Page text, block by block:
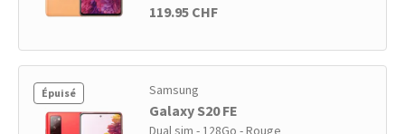
119.95 CHF
Épuisé Samsung
Galaxy S20 FE
Dual sim - 128Go - Rouge